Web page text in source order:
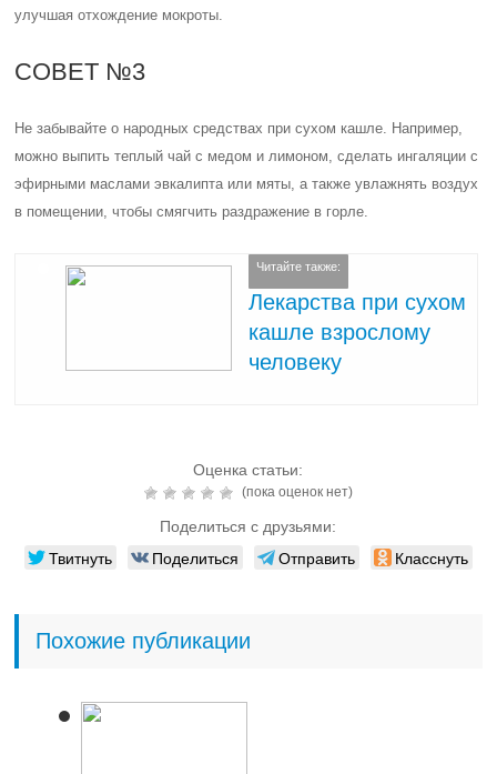
улучшая отхождение мокроты.
СОВЕТ №3
Не забывайте о народных средствах при сухом кашле. Например,
можно выпить теплый чай с медом и лимоном, сделать ингаляции с
эфирными маслами эвкалипта или мяты, а также увлажнять воздух
в помещении, чтобы смягчить раздражение в горле.
Читайте также:
Лекарства при сухом
кашле взрослому
человеку
Оценка статьи:
(пока оценок нет)
Поделиться с друзьями:
Твитнуть Поделиться Отправить Класснуть
Похожие публикации